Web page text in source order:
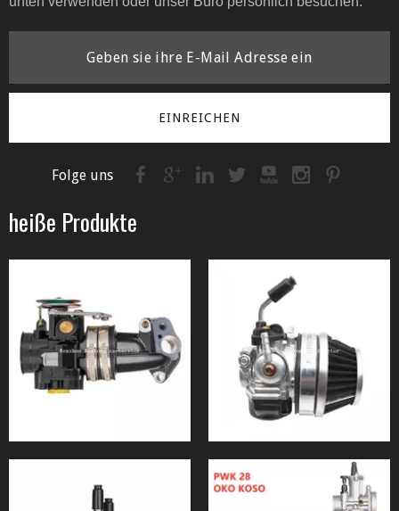
EINREICHEN
Folge uns
heiße Produkte